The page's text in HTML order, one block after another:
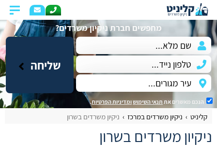
מחפשים חברת ניקיון משרדים?
שליחה
הנכם מאשרים את תנאי השימושומדיניות הפרטיות.
קליניט ניקיון משרדים במרכז ניקיון משרדים בשרון
ניקיון משרדים בשרון